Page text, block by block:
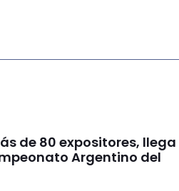
de 80 expositores, llega
Argentino del